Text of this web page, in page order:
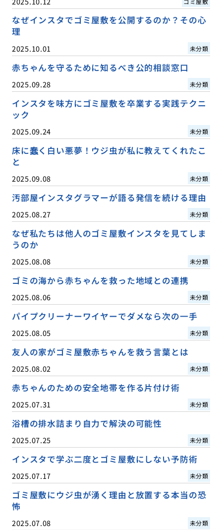
なぜインスタでゴミ屋敷を公開するのか？その心
理
2025.10.01 未分類
赤ちゃんを守るために知るべき公的相談窓口
2025.09.28 未分類
インスタを味方にゴミ屋敷を卒業する実践テクニ
ック
2025.09.24 未分類
床に蠢く白い悪夢！ウジ虫が私に教えてくれたこ
と
2025.09.08 未分類
汚部屋インスタグラマーが語る発信を続ける理由
2025.08.27 未分類
なぜ私たちは他人のゴミ屋敷インスタを見てしま
うのか
2025.08.08 未分類
ゴミの海から赤ちゃんを救った地域との連携
2025.08.06 未分類
パイプクリーナーワイヤーでダメなら次の一手
2025.08.05 未分類
友人の家がゴミ屋敷赤ちゃんを救う言葉とは
2025.08.02 未分類
赤ちゃんのための安全地帯を作る片付け術
2025.07.31 未分類
浴槽の排水詰まり自力で解決の可能性
2025.07.25 未分類
インスタで学ぶ二度とゴミ屋敷にしない予防術
2025.07.17 未分類
ゴミ屋敷にウジ虫が湧く理由と放置する本当の恐
怖
2025.07.08 未分類